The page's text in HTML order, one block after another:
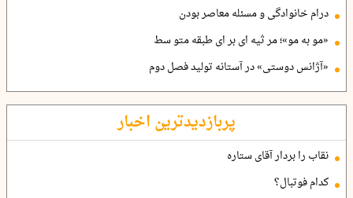
درام خانوادگی و مسئله معاصر بودن
«مو به مو»؛ مر ثیه ای بر ای طبقه متو سط
«آژانس دوستی» در آستانه تولید فصل دوم
پربازدیدترین اخبار
نقاب را بردار آقای ستاره
کدام فوتبال؟